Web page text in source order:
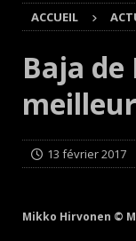
[ 4
[ 4
[ 3
ACCUEIL
Baja
13 février 2017
Mikko Hirvonen ©